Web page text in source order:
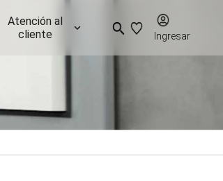
Atención al
cliente
Ingresar